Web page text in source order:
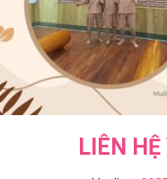
LIÊN HỆ